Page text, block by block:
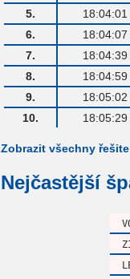
5.
18:04:01
6.
18:04:07
7.
18:04:39
8.
18:04:59
9.
18:05:02
10.
18:05:29
Zobrazit všechny
Nejčastější